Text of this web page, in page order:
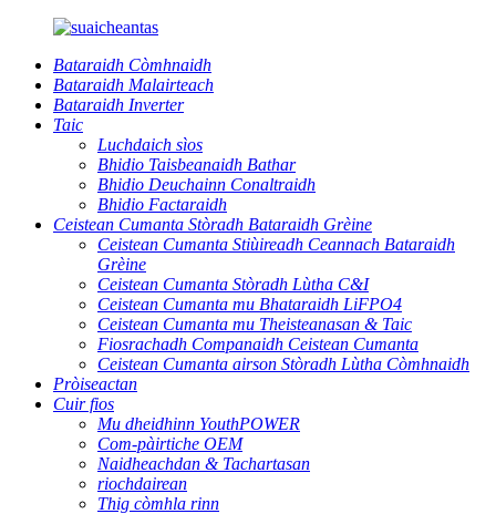
Bataraidh Còmhnaidh
Bataraidh Malairteach
Bataraidh Inverter
Taic
Luchdaich sìos
Bhidio Taisbeanaidh Bathar
Bhidio Deuchainn Conaltraidh
Bhidio Factaraidh
Ceistean Cumanta Stòradh Bataraidh Grèine
Ceistean Cumanta Stiùireadh Ceannach Bataraidh
Grèine
Ceistean Cumanta Stòradh Lùtha C&I
Ceistean Cumanta mu Bhataraidh LiFPO4
Ceistean Cumanta mu Theisteanasan & Taic
Fiosrachadh Companaidh Ceistean Cumanta
Ceistean Cumanta airson Stòradh Lùtha Còmhnaidh
Pròiseactan
Cuir fios
Mu dheidhinn YouthPOWER
Com-pàirtiche OEM
Naidheachdan & Tachartasan
riochdairean
Thig còmhla rinn